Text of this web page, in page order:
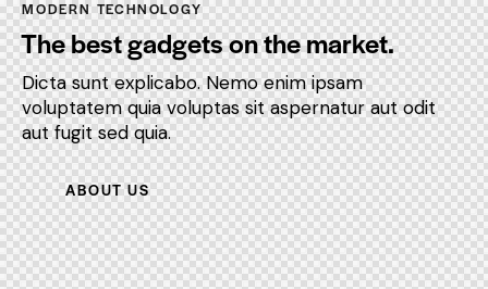
MODERN TECHNOLOGY
The best gadgets on the market.
Dicta sunt explicabo. Nemo enim ipsam
voluptatem quia voluptas sit aspernatur aut odit
aut fugit sed quia.
ABOUT US